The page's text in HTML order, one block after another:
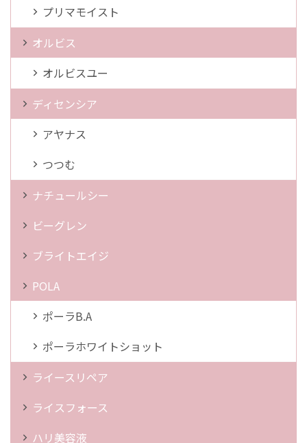
プリマモイスト
オルビス
オルビスユー
ディセンシア
アヤナス
つつむ
ナチュールシー
ビーグレン
ブライトエイジ
POLA
ポーラB.A
ポーラホワイトショット
ライースリペア
ライスフォース
ハリ美容液